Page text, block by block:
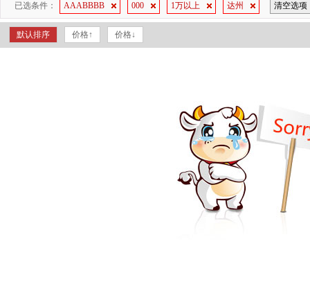
已选条件： AAABBBB 000 1万以上 达州 清空选项
默认排序 价格↑ 价格↓